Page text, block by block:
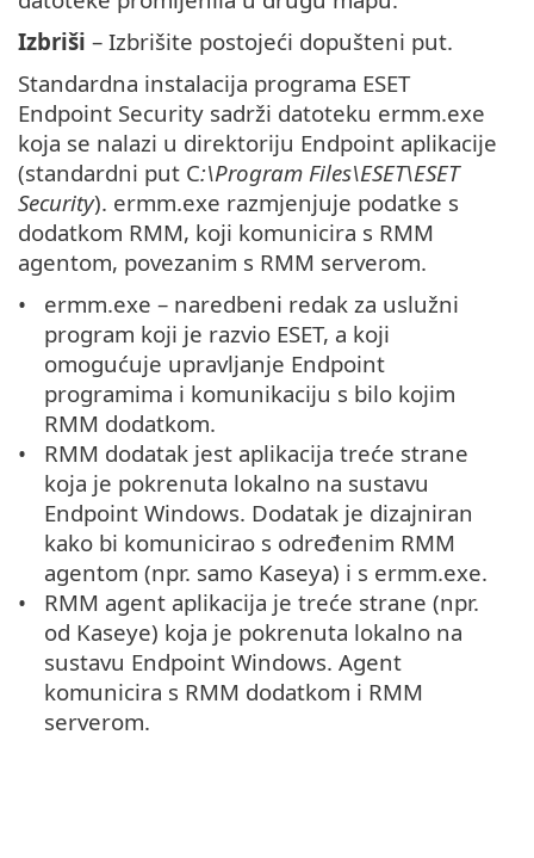
Izbriši – Izbrišite postojeći dopušteni put.
Standardna instalacija programa ESET
Endpoint Security sadrži datoteku ermm.exe
koja se nalazi u direktoriju Endpoint aplikacije
(standardni put C:\Program Files\ESET\ESET
Security). ermm.exe razmjenjuje podatke s
dodatkom RMM, koji komunicira s RMM
agentom, povezanim s RMM serverom.
ermm.exe – naredbeni redak za uslužni
program koji je razvio ESET, a koji
omogućuje upravljanje Endpoint
programima i komunikaciju s bilo kojim
RMM dodatkom.
RMM dodatak jest aplikacija treće strane
koja je pokrenuta lokalno na sustavu
Endpoint Windows. Dodatak je dizajniran
kako bi komunicirao s određenim RMM
agentom (npr. samo Kaseya) i s ermm.exe.
RMM agent aplikacija je treće strane (npr.
od Kaseye) koja je pokrenuta lokalno na
sustavu Endpoint Windows. Agent
komunicira s RMM dodatkom i RMM
serverom.